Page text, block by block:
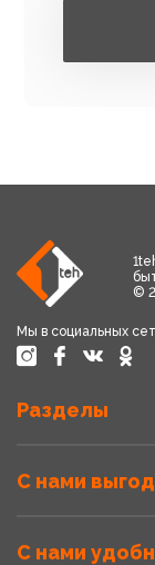
©
Мы в социальных
Разделы
С нами
С нами